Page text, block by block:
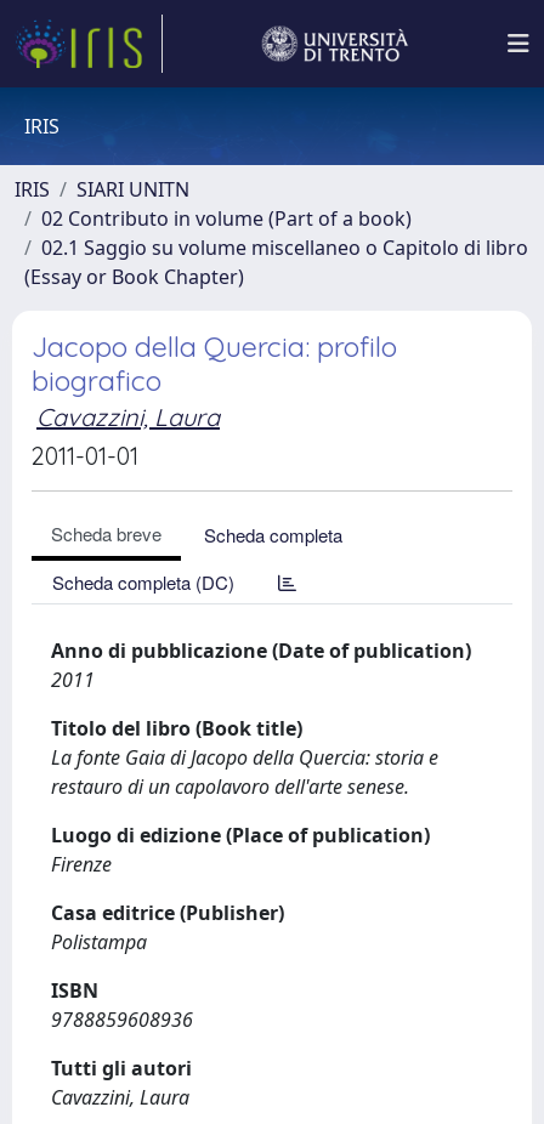
IRIS
IRIS
SIARI UNITN
02 Contributo in volume (Part of a book)
02.1 Saggio su volume miscellaneo o Capitolo di libro
(Essay or Book Chapter)
Jacopo della Quercia: profilo
biografico
Cavazzini, Laura
2011-01-01
Scheda breve
Scheda completa
Scheda completa (DC)
Anno di pubblicazione (Date of publication)
2011
Titolo del libro (Book title)
La fonte Gaia di Jacopo della Quercia: storia e
restauro di un capolavoro dell'arte senese.
Luogo di edizione (Place of publication)
Firenze
Casa editrice (Publisher)
Polistampa
ISBN
9788859608936
Tutti gli autori
Cavazzini, Laura